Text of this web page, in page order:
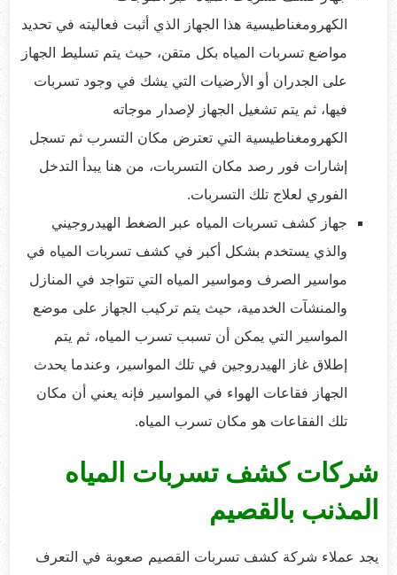
الكهرومغناطيسية هذا الجهاز الذي أثبت فعاليته في تحديد
مواضع تسربات المياه بكل متقن، حيث يتم تسليط الجهاز
على الجدران أو الأرضيات التي يشك في وجود تسربات
فيها، ثم يتم تشغيل الجهاز لإصدار موجاته
الكهرومغناطيسية التي تعترض مكان التسرب ثم تسجل
إشارات فور رصد مكان التسربات، من هنا يبدأ التدخل
الفوري لعلاج تلك التسربات.
جهاز كشف تسربات المياه عبر الضغط الهيدروجيني
والذي يستخدم بشكل أكبر في كشف تسربات المياه في
مواسير الصرف ومواسير المياه التي تتواجد في المنازل
والمنشآت الخدمية، حيث يتم تركيب الجهاز على موضع
المواسير التي يمكن أن تسبب تسرب المياه، ثم يتم
إطلاق غاز الهيدروجين في تلك المواسير، وعندما يحدث
الجهاز فقاعات الهواء في المواسير فإنه يعني أن مكان
تلك الفقاعات هو مكان تسرب المياه.
شركات كشف تسربات المياه
المذنب بالقصيم
يجد عملاء شركة كشف تسربات القصيم صعوبة في التعرف